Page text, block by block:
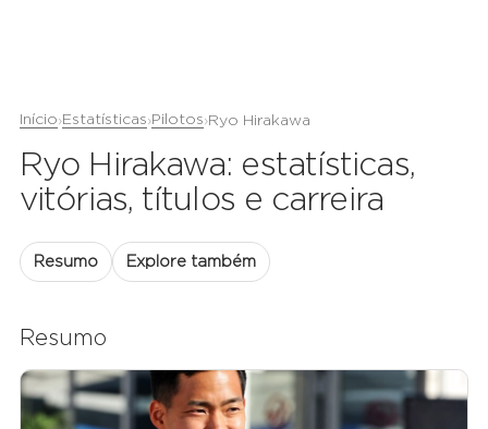
Início›Estatísticas›Pilotos›Ryo Hirakawa
Ryo Hirakawa: estatísticas,
vitórias, títulos e carreira
Resumo Explore também
Resumo